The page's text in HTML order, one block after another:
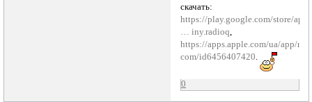
скачать:
https://play.google.com/store/
… iny.radioq,
https://apps.apple.com/ua/app/
com/id6456407420.
0